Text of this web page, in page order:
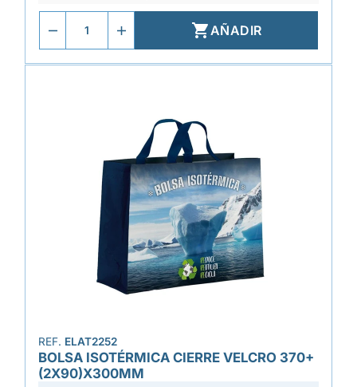
AÑADIR
REF. ELAT2252
BOLSA ISOTÉRMICA CIERRE VELCRO 370+
(2X90)X300MM